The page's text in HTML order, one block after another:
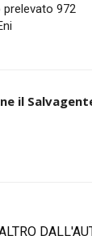
prelevato 972
il